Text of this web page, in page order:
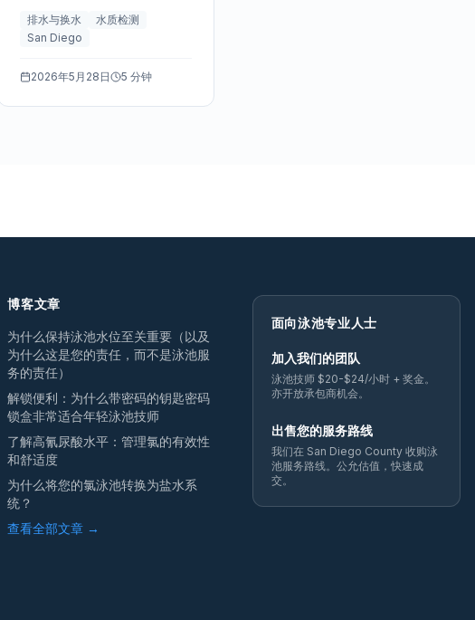
Diego 泳池的正确选择。
排水与换水
水质检测
San Diego
2026年5月28日 5 分钟
博客文章
为什么保持泳池水位至关重要（以及
为什么这是您的责任，而不是泳池服
务的责任）
解锁便利：为什么带密码的钥匙密码
锁盒非常适合年轻泳池技师
了解高氰尿酸水平：管理氯的有效性
和舒适度
为什么将您的氯泳池转换为盐水系
统？
查看全部文章 →
面向泳池专业人士
加入我们的团队
泳池技师 $20-$24/小时 + 奖金。
亦开放承包商机会。
出售您的服务路线
我们在 San Diego County 收购泳
池服务路线。公允估值，快速成
交。